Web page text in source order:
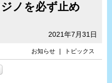
ノを必ず止め
2021年7月31日
お知らせ トピックス